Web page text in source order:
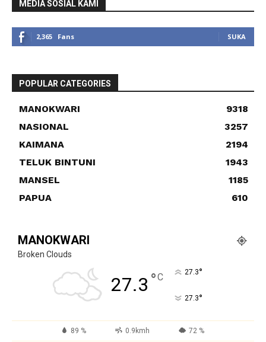
MEDIA SOSIAL KAMI
2,365 Fans SUKA
POPULAR CATEGORIES
MANOKWARI
9318
NASIONAL
3257
KAIMANA
2194
TELUK BINTUNI
1943
MANSEL
1185
PAPUA
610
MANOKWARI
Broken Clouds
27.3 °C 27.3°
27.3°
89 % 0.9kmh 72 %